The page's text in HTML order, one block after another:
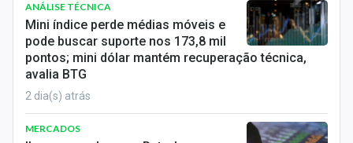
ANÁLISE TÉCNICA
Mini índice perde médias móveis e
pode buscar suporte nos 173,8 mil
pontos; mini dólar mantém recuperação técnica,
avalia BTG
2 dia(s) atrás
MERCADOS